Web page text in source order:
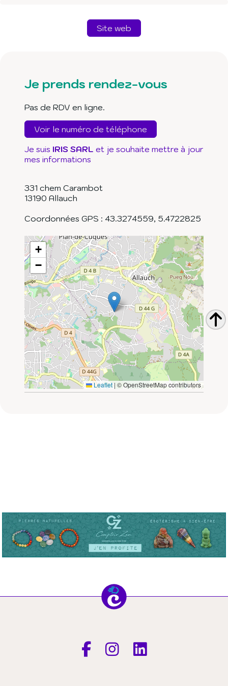
Site web
Je prends rendez-vous
Pas de RDV en ligne.
Voir le numéro de téléphone
Je suis IRIS SARL et je souhaite mettre à jour
mes informations
331 chem Carambot
13190 Allauch
Coordonnées GPS : 43.3274559, 5.4722825
+
−
Leaflet | © OpenStreetMap contributors